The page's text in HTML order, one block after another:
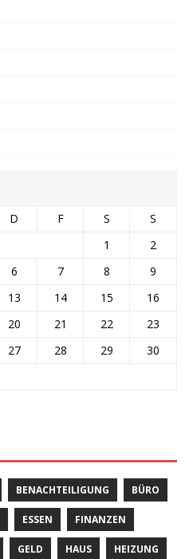
D F S
S
1
2
6 7 8
9
13 14 15
16
20 21 22
23
27 28 29
30
BENACHTEILIGUNG BÜRO
ESSEN FINANZEN
GELD HAUS HEIZUNG